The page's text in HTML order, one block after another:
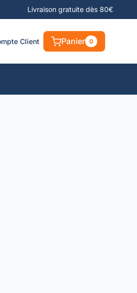
Livraison gratuite dès 80€
Client Panier 0